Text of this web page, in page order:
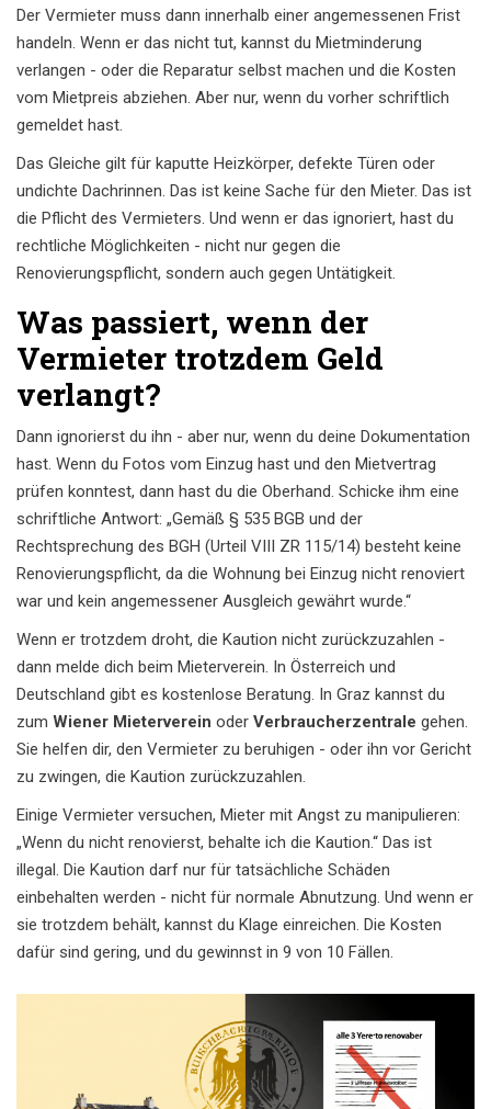
Der Vermieter muss dann innerhalb einer angemessenen Frist
handeln. Wenn er das nicht tut, kannst du Mietminderung
verlangen - oder die Reparatur selbst machen und die Kosten
vom Mietpreis abziehen. Aber nur, wenn du vorher schriftlich
gemeldet hast.
Das Gleiche gilt für kaputte Heizkörper, defekte Türen oder
undichte Dachrinnen. Das ist keine Sache für den Mieter. Das ist
die Pflicht des Vermieters. Und wenn er das ignoriert, hast du
rechtliche Möglichkeiten - nicht nur gegen die
Renovierungspflicht, sondern auch gegen Untätigkeit.
Was passiert, wenn der
Vermieter trotzdem Geld
verlangt?
Dann ignorierst du ihn - aber nur, wenn du deine Dokumentation
hast. Wenn du Fotos vom Einzug hast und den Mietvertrag
prüfen konntest, dann hast du die Oberhand. Schicke ihm eine
schriftliche Antwort: „Gemäß § 535 BGB und der
Rechtsprechung des BGH (Urteil VIII ZR 115/14) besteht keine
Renovierungspflicht, da die Wohnung bei Einzug nicht renoviert
war und kein angemessener Ausgleich gewährt wurde.“
Wenn er trotzdem droht, die Kaution nicht zurückzuzahlen -
dann melde dich beim Mieterverein. In Österreich und
Deutschland gibt es kostenlose Beratung. In Graz kannst du
zum Wiener Mieterverein oder Verbraucherzentrale gehen.
Sie helfen dir, den Vermieter zu beruhigen - oder ihn vor Gericht
zu zwingen, die Kaution zurückzuzahlen.
Einige Vermieter versuchen, Mieter mit Angst zu manipulieren:
„Wenn du nicht renovierst, behalte ich die Kaution.“ Das ist
illegal. Die Kaution darf nur für tatsächliche Schäden
einbehalten werden - nicht für normale Abnutzung. Und wenn er
sie trotzdem behält, kannst du Klage einreichen. Die Kosten
dafür sind gering, und du gewinnst in 9 von 10 Fällen.